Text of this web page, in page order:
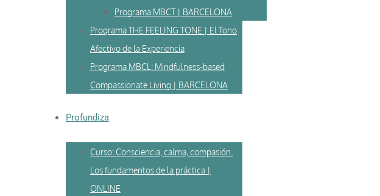
Programa MBCT | BARCELONA
Programa THE FEELING TONE | El Tono
Afectivo de la Experiencia
Programa MBCL: Mindfulness-based
Compassionate Living | BARCELONA
Profundiza
Curso: Consciencia, calma, compasión.
Los fundamentos de la práctica |
ONLINE